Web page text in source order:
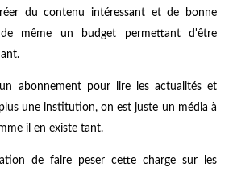
du contenu intéressant et de bonne
même un budget permettant d'être
abonnement pour lire les actualités et
une institution, on est juste un média à
il en existe tant.
de faire peser cette charge sur les